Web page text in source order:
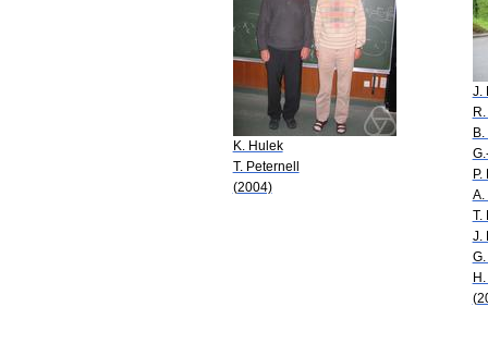
K. Hulek
T. Peternell
(2004)
J.
P.
A.
T.
J.